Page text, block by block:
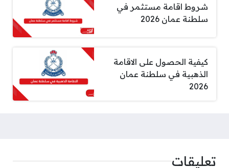
شروط اقامة مستثمر في
سلطنة عمان 2026
كيفية الحصول على الاقامة
الذهبية في سلطنة عمان
2026
تعليقات